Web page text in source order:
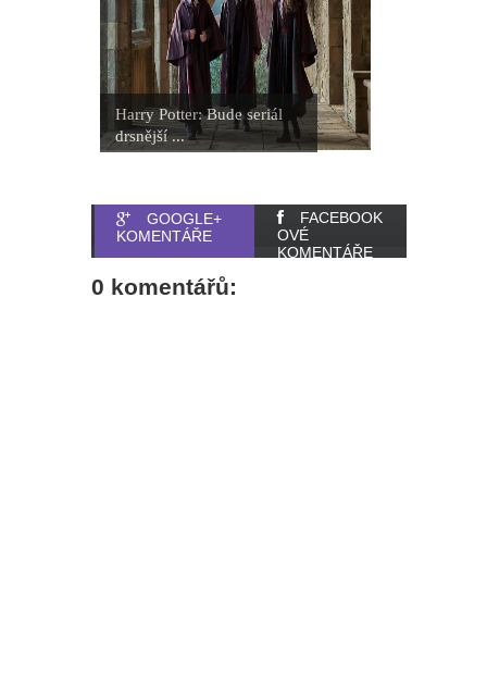
Harry Potter: Bude seriál
drsnější ...
GOOGLE+
KOMENTÁŘE
FACEBOOK
OVÉ
KOMENTÁŘE
0 komentářů: